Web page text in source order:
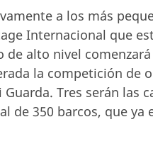
a los más
Internacional que
alto nivel
la competición de
Tres serán las
de 350 barcos, que ya